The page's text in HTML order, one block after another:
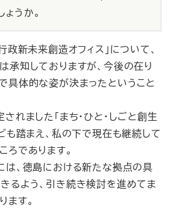
うか。
政新未来創造オフィス」について、
承知しておりますが、今後の在り
具体的な姿が決まったということ
れました「まち・ひと・しごと創生
踏まえ、私の下で現在も継続して
ろであります。
は、徳島における新たな拠点の具
るよう、引き続き検討を進めてま
ます。